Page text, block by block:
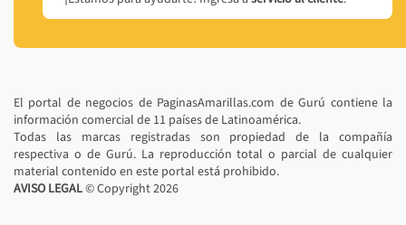
El portal de negocios de PaginasAmarillas.com de Gurú contiene la
información comercial de 11 países de Latinoamérica.
Todas las marcas registradas son propiedad de la compañía
respectiva o de Gurú. La reproducción total o parcial de cualquier
material contenido en este portal está prohibido.
AVISO LEGAL© Copyright2026